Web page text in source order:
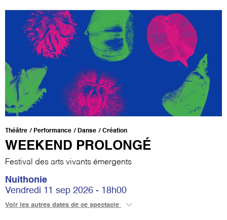
Théâtre Performance Danse Création
WEEKEND PROLONGÉ
Festival des arts vivants émergents
Nuithonie
Vendredi 11 sep 2026 - 18h00
Voir les autres dates de ce spectacle